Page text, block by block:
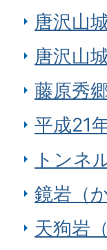
唐沢山
唐沢山
藤原秀
平成21
トンネ
鏡岩（
天狗岩